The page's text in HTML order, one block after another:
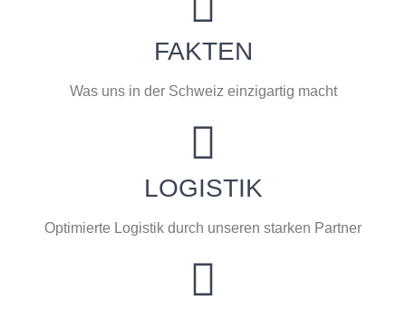
FAKTEN
Was uns in der Schweiz einzigartig macht
LOGISTIK
Optimierte Logistik durch unseren starken Partner